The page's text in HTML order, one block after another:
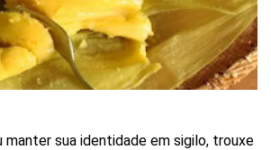
manter sua identidade em sigilo, trouxe